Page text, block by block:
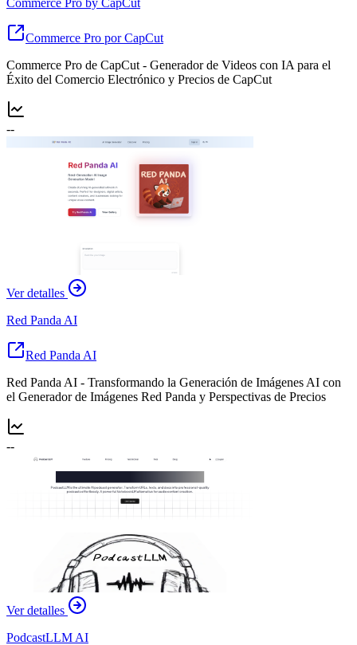
Commerce Pro por CapCut
Commerce Pro de CapCut - Generador de Videos con IA para el
Éxito del Comercio Electrónico y Precios de CapCut
--
Ver detalles
Red Panda AI
Red Panda AI
Red Panda AI - Transformando la Generación de Imágenes AI con
el Generador de Imágenes Red Panda y Perspectivas de Precios
--
Ver detalles
PodcastLLM AI